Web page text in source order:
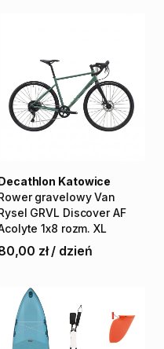
gravelowy Van
GRVL Discover AF
1x8 rozm. XL
Katowice
zł / dzień